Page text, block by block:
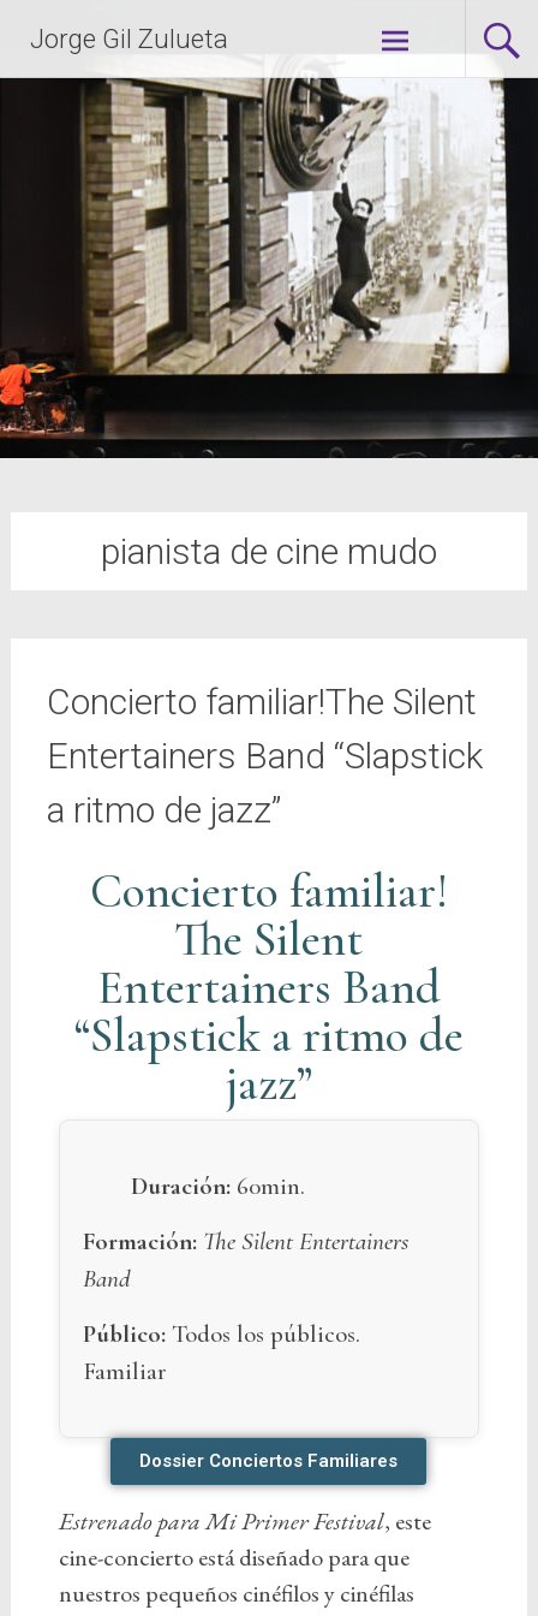
Jorge Gil Zulueta
pianista de cine mudo
Concierto familiar!The Silent
Entertainers Band “Slapstick
a ritmo de jazz”
Concierto familiar!
The Silent
Entertainers Band
“Slapstick a ritmo de
jazz”
Duración:60min.
Formación: The Silent Entertainers
Band
Público:Todos los públicos.
Familiar
Dossier Conciertos Familiares
Estrenado paraMi Primer Festival, este
cine-concierto está diseñado para que
nuestros pequeños cinéfilos y cinéfilas